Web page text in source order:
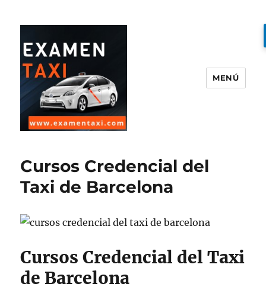
el examen de la cartilla del taxi
MENÚ
Cursos Credencial del
Taxi de Barcelona
Cursos Credencial del Taxi
de Barcelona